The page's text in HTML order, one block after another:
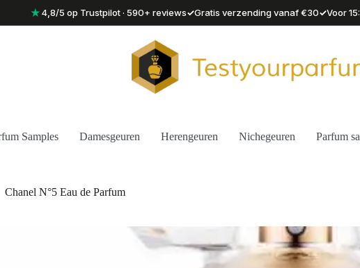
★4,8/5 op Trustpilot · 590+ reviews✓Gratis verzending vanaf €30✓Voor
Samples Damesgeuren Herengeuren Nichegeuren Parfum
Chanel N°5 Eau de Parfum